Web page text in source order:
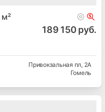
м²
189 150 руб.
Привокзальная пл, 2А
Гомель